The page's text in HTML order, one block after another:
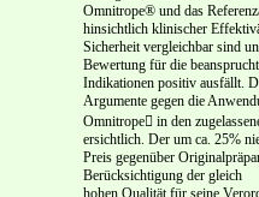
Omnitrope® und das
hinsichtlich klinischer
Sicherheit vergleichbar sind
Bewertung für die
Indikationen positiv ausfällt.
Argumente gegen die
Omnitrope in den
ersichtlich. Der um ca. 25%
Preis gegenüber
Berücksichtigung der gleich
hohen Qualität für seine